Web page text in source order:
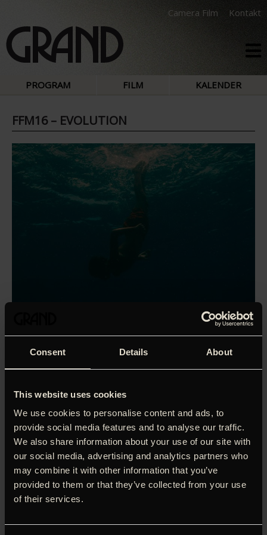
Consent Details About
This website uses cookies
We use cookies to personalise content and ads, to
provide social media features and to analyse our traffic.
We also share information about your use of our site with
our social media, advertising and analytics partners who
may combine it with other information that you’ve
provided to them or that they’ve collected from your use
of their services.
Camera Film Kontakt
PROGRAM FILM KALENDER
FFM16 – EVOLUTION